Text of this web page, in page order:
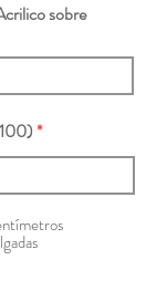
sobre